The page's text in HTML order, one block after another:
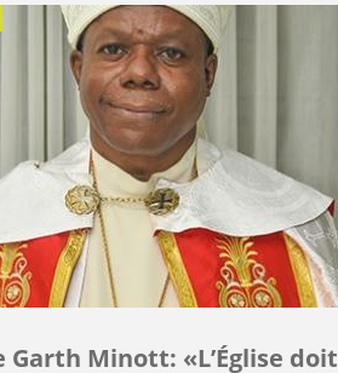
Garth Minott: «L’Église doit